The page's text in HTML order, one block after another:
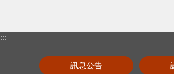
:::
訊息公告